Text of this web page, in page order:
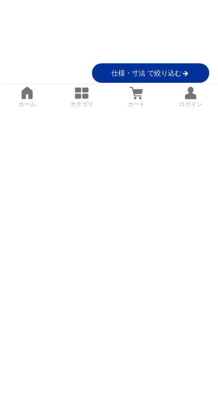
仕様・寸法 で絞り込む
ホーム カテゴリ カート ログイン